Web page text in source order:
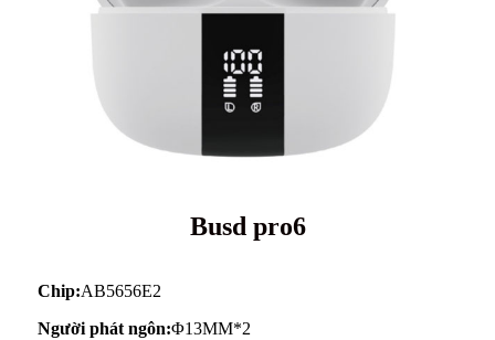
Busd pro6
Chip:AB5656E2
Người phát ngôn:Φ13MM*2